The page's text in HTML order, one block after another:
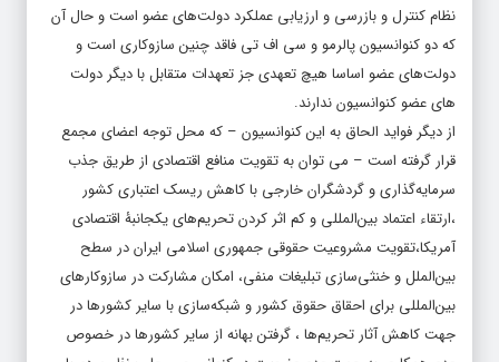
نظام کنترل و بازرسی و ارزیابی عملکرد دولت‌های عضو است و حال آن
که دو کنوانسیون پالرمو و سی اف تی فاقد چنین سازوکاری است و
دولت‌های عضو اساسا هیچ تعهدی جز تعهدات متقابل با دیگر دولت
های عضو کنوانسیون ندارند.
از دیگر فواید الحاق به این کنوانسیون – که محل توجه اعضای مجمع
قرار گرفته است – می توان به تقویت منافع اقتصادی از طریق جذب
سرمایه‌گذاری و گردشگران خارجی با کاهش ریسک اعتباری کشور
،ارتقاء اعتماد بین‌المللی و کم اثر کردن تحریم‌های یکجانبۀ اقتصادی
آمریکا،تقویت مشروعیت حقوقی جمهوری اسلامی ایران در سطح
بین‌الملل و خنثی‌سازی تبلیغات منفی، امکان مشارکت در سازوکارهای
بین‌المللی برای احقاق حقوق کشور و شبکه‌سازی با سایر کشورها در
جهت کاهش آثار تحریم‌ها ، گرفتن بهانه از سایر کشورها در خصوص